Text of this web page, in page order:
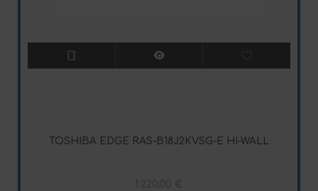
TOSHIBA EDGE RAS-B18J2KVSG-E HI-WALL
1.220,00 €